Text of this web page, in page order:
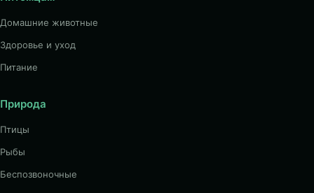
Домашние животные
Здоровье и уход
Питание
Природа
Птицы
Рыбы
Беспозвоночные